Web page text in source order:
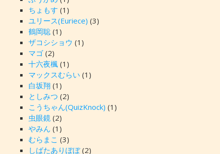
ちょもす (1)
ユリース(Euriece) (3)
鶴岡聡(1)
ザコシショウ (1)
マゴ(2)
十六夜楓(1)
マックスむらい (1)
白坂翔 (1)
としみつ (2)
こうちゃん(QuizKnock) (1)
虫眼鏡(2)
やみん (1)
むらまこ (3)
しばたありぼぼ(2)